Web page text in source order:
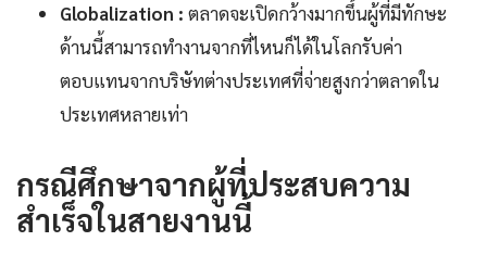
Globalization : ตลาดจะเปิดกว้างมากขึ้นผู้ที่มีทักษะ
ด้านนี้สามารถทำงานจากที่ไหนก็ได้ในโลกรับค่า
ตอบแทนจากบริษัทต่างประเทศที่จ่ายสูงกว่าตลาดใน
ประเทศหลายเท่า
กรณีศึกษาจากผู้ที่ประสบความ
สำเร็จในสายงานนี้